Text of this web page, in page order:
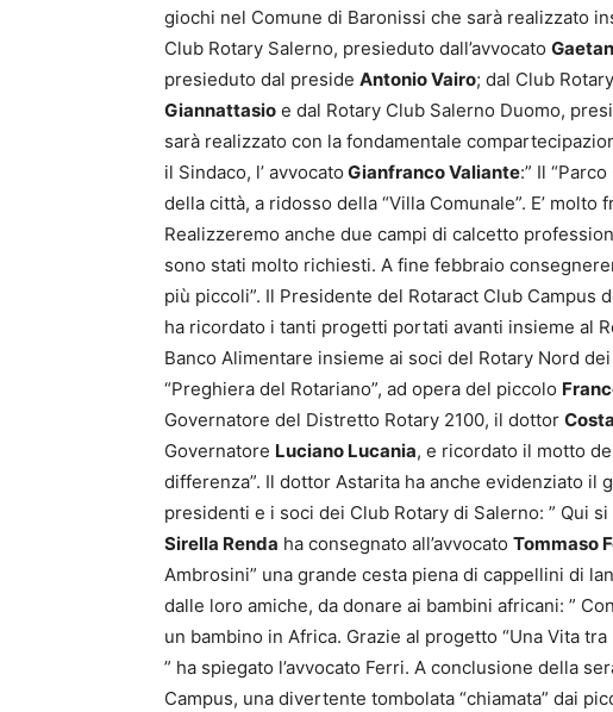
giochi nel Comune di Baronissi che sarà realizzato
Club Rotary Salerno, presieduto dall’avvocato
presieduto dal preside Antonio Vairo; dal Club
Giannattasio e dal Rotary Club Salerno Duomo,
sarà realizzato con la fondamentale
il Sindaco, l’ avvocato Gianfranco Valiante:” Il
della città, a ridosso della “Villa Comunale”. E’
Realizzeremo anche due campi di calcetto
sono stati molto richiesti. A fine febbraio
più piccoli”. Il Presidente del Rotaract Club Campus
ha ricordato i tanti progetti portati avanti insieme al
Banco Alimentare insieme ai soci del Rotary Nord
“Preghiera del Rotariano”, ad opera del piccolo
Governatore del Distretto Rotary 2100, il dottor
Governatore Luciano Lucania, e ricordato il motto
differenza”. Il dottor Astarita ha anche evidenziato il
presidenti e i soci dei Club Rotary di Salerno: ” Qui
Sirella Renda ha consegnato all’avvocato Tommaso
Ambrosini” una grande cesta piena di cappellini di
dalle loro amiche, da donare ai bambini africani: ”
un bambino in Africa. Grazie al progetto “Una Vita
” ha spiegato l’avvocato Ferri. A conclusione della
Campus, una divertente tombolata “chiamata” dai